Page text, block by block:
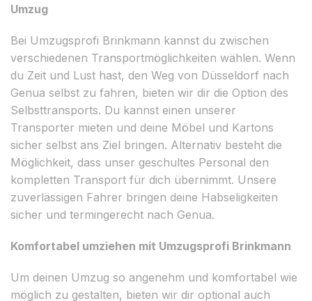
Umzug
Bei Umzugsprofi Brinkmann kannst du zwischen
verschiedenen Transportmöglichkeiten wählen. Wenn
du Zeit und Lust hast, den Weg von Düsseldorf nach
Genua selbst zu fahren, bieten wir dir die Option des
Selbsttransports. Du kannst einen unserer
Transporter mieten und deine Möbel und Kartons
sicher selbst ans Ziel bringen. Alternativ besteht die
Möglichkeit, dass unser geschultes Personal den
kompletten Transport für dich übernimmt. Unsere
zuverlässigen Fahrer bringen deine Habseligkeiten
sicher und termingerecht nach Genua.
Komfortabel umziehen mit Umzugsprofi Brinkmann
Um deinen Umzug so angenehm und komfortabel wie
möglich zu gestalten, bieten wir dir optional auch